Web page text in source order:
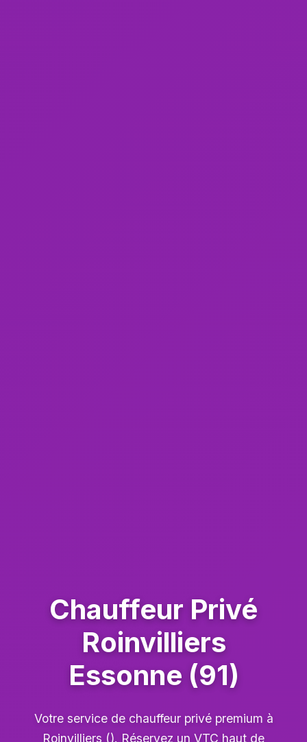
Chauffeur Privé
Roinvilliers
Essonne (91)
Votre service de chauffeur privé premium à
Roinvilliers (). Réservez un VTC haut de